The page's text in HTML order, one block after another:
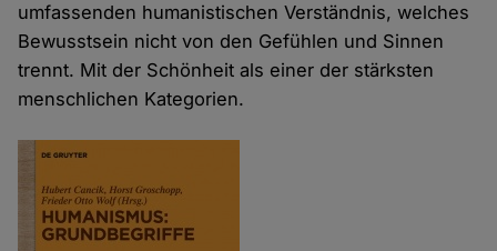
umfassenden humanistischen Verständnis, welches
Bewusstsein nicht von den Gefühlen und Sinnen
trennt. Mit der Schönheit als einer der stärksten
menschlichen Kategorien.